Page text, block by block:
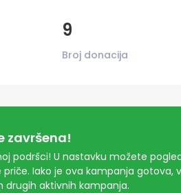
9
Broj donacija
završena!
podršci! U nastavku možete
Iako je ova kampanja
drugih aktivnih kampanja.